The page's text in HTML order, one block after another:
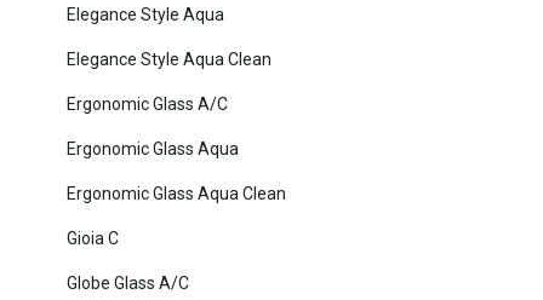
Elegance Style Aqua
Elegance Style Aqua Clean
Ergonomic Glass A/C
Ergonomic Glass Aqua
Ergonomic Glass Aqua Clean
Gioia C
Globe Glass A/C